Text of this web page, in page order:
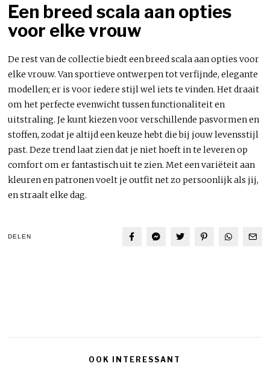
Een breed scala aan opties
voor elke vrouw
De rest van de collectie biedt een breed scala aan opties voor
elke vrouw. Van sportieve ontwerpen tot verfijnde, elegante
modellen; er is voor iedere stijl wel iets te vinden. Het draait
om het perfecte evenwicht tussen functionaliteit en
uitstraling. Je kunt kiezen voor verschillende pasvormen en
stoffen, zodat je altijd een keuze hebt die bij jouw levensstijl
past. Deze trend laat zien dat je niet hoeft in te leveren op
comfort om er fantastisch uit te zien. Met een variëteit aan
kleuren en patronen voelt je outfit net zo persoonlijk als jij,
en straalt elke dag.
DELEN
OOK INTERESSANT